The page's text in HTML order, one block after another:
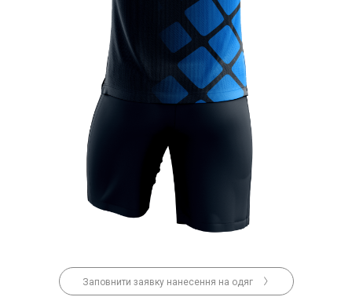
Заповнити заявку нанесення на одяг